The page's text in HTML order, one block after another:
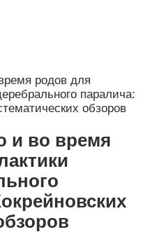
родов для
паралича:
обзоров
и во время